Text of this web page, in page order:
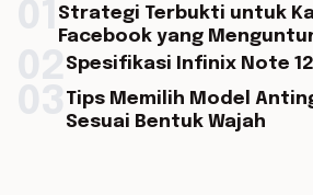
Strategi Terbukti untuk
Facebook yang
Spesifikasi Infinix Note
Tips Memilih Model
Sesuai Bentuk Wajah